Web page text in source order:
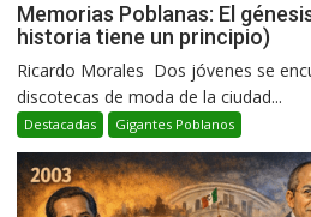
Memorias Poblanas: El
historia tiene un principio)
Ricardo Morales Dos jóvenes se
discotecas de moda de la ciudad...
Destacadas Gigantes Poblanos